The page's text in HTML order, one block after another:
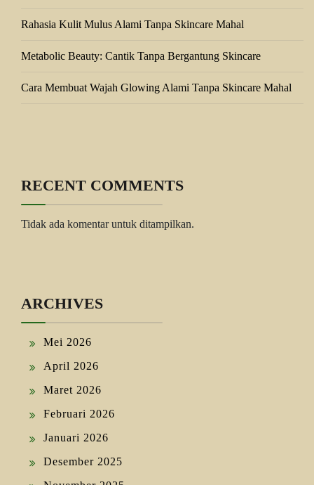
Rahasia Kulit Mulus Alami Tanpa Skincare Mahal
Metabolic Beauty: Cantik Tanpa Bergantung Skincare
Cara Membuat Wajah Glowing Alami Tanpa Skincare Mahal
RECENT COMMENTS
Tidak ada komentar untuk ditampilkan.
ARCHIVES
Mei 2026
April 2026
Maret 2026
Februari 2026
Januari 2026
Desember 2025